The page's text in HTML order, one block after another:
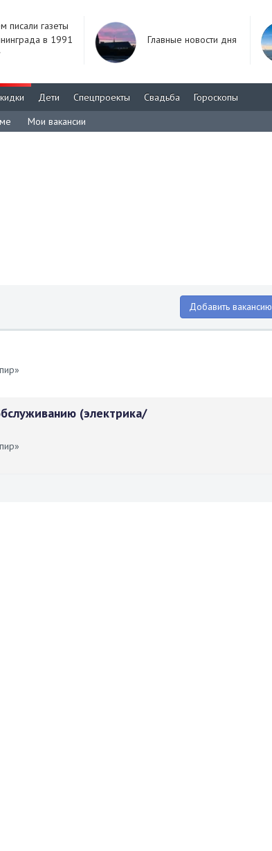
писали газеты
в 1991
Главные новости дня
Дети Спецпроекты Свадьба
Гороскопы
Мои вакансии
Добавить вакансию
(электрика/